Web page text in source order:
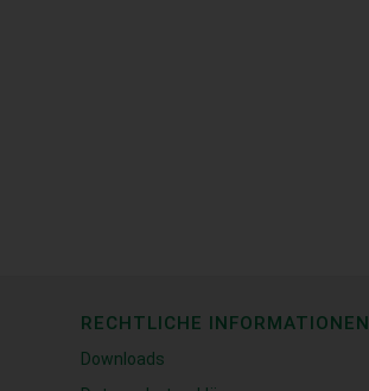
RECHTLICHE INFORMATIONEN
Downloads